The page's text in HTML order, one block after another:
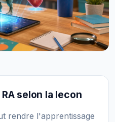
selon la lecon
rendre l'apprentissage